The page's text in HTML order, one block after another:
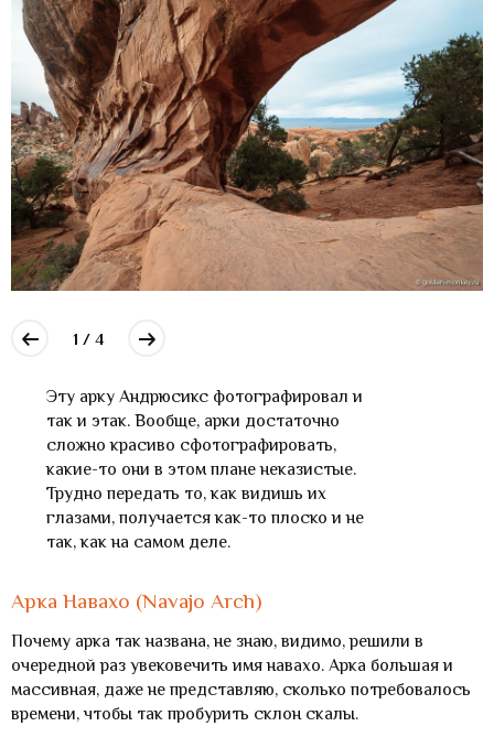
1 / 4
Эту арку Андрюсикс фотографировал и
так и этак. Вообще, арки достаточно
сложно красиво сфотографировать,
какие-то они в этом плане неказистые.
Трудно передать то, как видишь их
глазами, получается как-то плоско и не
так, как на самом деле.
Арка Навахо (Navajo Arch)
Почему арка так названа, не знаю, видимо, решили в
очередной раз увековечить имя навахо. Арка большая и
массивная, даже не представляю, сколько потребовалось
времени, чтобы так пробурить склон скалы.